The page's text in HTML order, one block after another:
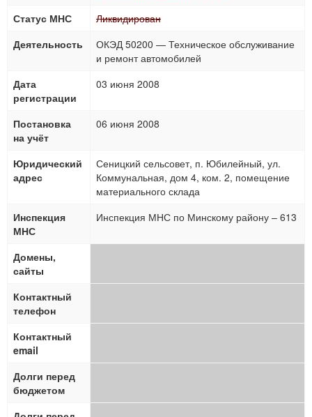
Статус МНС
Ликвидирован
Деятельность
ОКЭД 50200 — Техническое обслуживание
и ремонт автомобилей
Дата
регистрации
03 июня 2008
Постановка
на учёт
06 июня 2008
Юридический
адрес
Сеницкий сельсовет, п. Юбилейный, ул.
Коммунальная, дом 4, ком. 2, помещение
материального склада
Инспекция
МНС
Инспекция МНС по Минскому району – 613
Домены,
сайты
Контактный
телефон
Контактный
email
Долги перед
бюджетом